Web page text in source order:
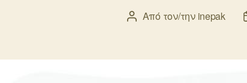
Συντάκτης
Από τον/την inepak